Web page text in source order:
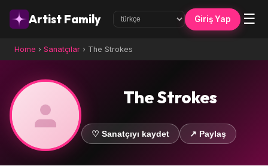
Artist Family Giriş Yap ☰
Home › Sanatçılar › The Strokes
The Strokes
♡ Sanatçıyı kaydet ↗ Paylaş